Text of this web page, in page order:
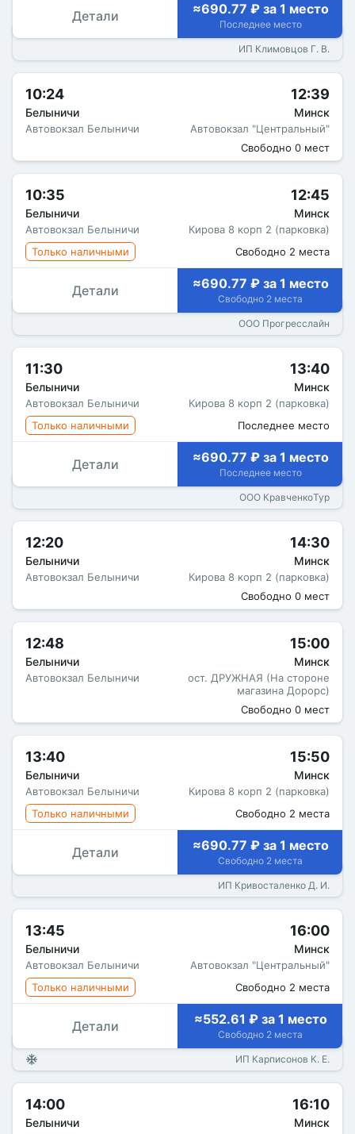
Детали ≈690.77 ₽ за 1 место
Последнее место
ИП Климовцов Г. В.
10:24
Белыничи
Автовокзал Белыничи
12:39
Минск
Автовокзал "Центральный"
Свободно 0 мест
10:35
Белыничи
Автовокзал Белыничи
12:45
Минск
Кирова 8 корп 2 (парковка)
Только наличными
Свободно 2 места
Детали ≈690.77 ₽ за 1 место
Свободно 2 места
ООО Прогресслайн
11:30
Белыничи
Автовокзал Белыничи
13:40
Минск
Кирова 8 корп 2 (парковка)
Только наличными
Последнее место
Детали ≈690.77 ₽ за 1 место
Последнее место
ООО КравченкоТур
12:20
Белыничи
Автовокзал Белыничи
14:30
Минск
Кирова 8 корп 2 (парковка)
Свободно 0 мест
12:48
Белыничи
Автовокзал Белыничи
15:00
Минск
ост. ДРУЖНАЯ (На стороне
магазина Дорорс)
Свободно 0 мест
13:40
Белыничи
Автовокзал Белыничи
15:50
Минск
Кирова 8 корп 2 (парковка)
Только наличными
Свободно 2 места
Детали ≈690.77 ₽ за 1 место
Свободно 2 места
ИП Кривосталенко Д. И.
13:45
Белыничи
Автовокзал Белыничи
16:00
Минск
Автовокзал "Центральный"
Только наличными
Свободно 2 места
Детали ≈552.61 ₽ за 1 место
Свободно 2 места
ИП Карписонов К. Е.
14:00
Белыничи
16:10
Минск